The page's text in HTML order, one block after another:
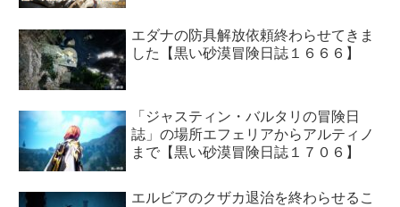
エダナの防具解放依頼終わらせてきま
した【黒い砂漠冒険日誌１６６６】
「ジャスティン・バルタリの冒険日
誌」の場所エフェリアからアルティノ
まで【黒い砂漠冒険日誌１７０６】
エルビアのクザカ退治を終わらせるこ